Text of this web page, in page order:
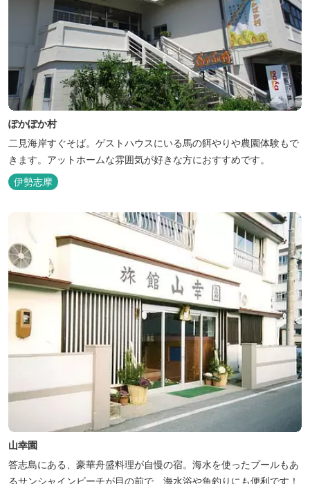
ぽかぽか村
二見海岸すぐそば。ゲストハウスにいる馬の餌やりや農園体験もで
きます。アットホームな雰囲気が好きな方におすすめです。
伊勢志摩
山幸園
答志島にある、豪華舟盛料理が自慢の宿。海水を使ったプールもあ
るサンシャインビーチが目の前で、海水浴や魚釣りにも便利です！